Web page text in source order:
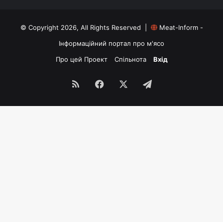
© Copyright 2026, All Rights Reserved |
Meat-Inform -
Інформаційний портал про м'ясо
Про цей Проект
Спільнота Вхід
RSS Facebook